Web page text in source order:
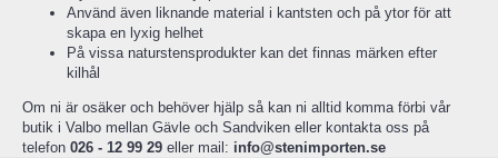
Använd även liknande material i kantsten och på ytor för att
skapa en lyxig helhet
På vissa naturstensprodukter kan det finnas märken efter
kilhål
Om ni är osäker och behöver hjälp så kan ni alltid komma förbi vår
butik i Valbo mellan Gävle och Sandviken eller kontakta oss på
telefon 026 - 12 99 29 eller mail: info@stenimporten.se